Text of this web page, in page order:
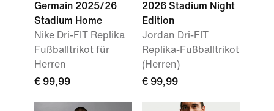
Germain 2025/26
Stadium Home
Nike Dri-FIT Replika
Fußballtrikot für
Herren
€ 99,99
2026 Stadium Night
Edition
Jordan Dri-FIT
Replika-Fußballtrikot
(Herren)
€ 99,99